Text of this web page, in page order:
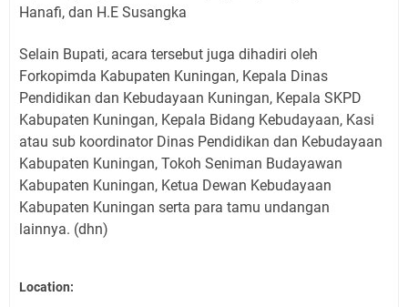
Hanafi, dan H.E Susangka
Selain Bupati, acara tersebut juga dihadiri oleh
Forkopimda Kabupaten Kuningan, Kepala Dinas
Pendidikan dan Kebudayaan Kuningan, Kepala SKPD
Kabupaten Kuningan, Kepala Bidang Kebudayaan, Kasi
atau sub koordinator Dinas Pendidikan dan Kebudayaan
Kabupaten Kuningan, Tokoh Seniman Budayawan
Kabupaten Kuningan, Ketua Dewan Kebudayaan
Kabupaten Kuningan serta para tamu undangan
lainnya. (dhn)
Location: